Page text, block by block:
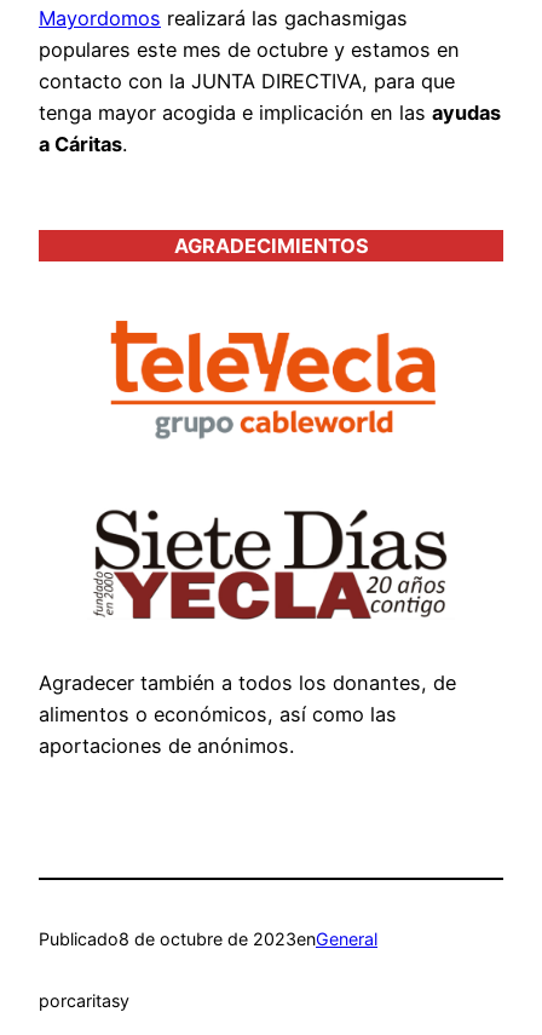
Mayordomos realizará las gachasmigas
populares este mes de octubre y estamos en
contacto con la JUNTA DIRECTIVA, para que
tenga mayor acogida e implicación en las ayudas
a Cáritas.
AGRADECIMIENTOS
Agradecer también a todos los donantes, de
alimentos o económicos, así como las
aportaciones de anónimos.
Publicado8 de octubre de 2023enGeneral
porcaritasy